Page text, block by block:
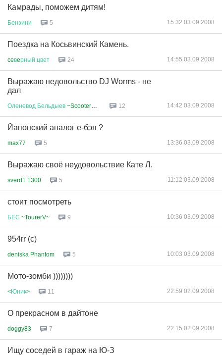
Камрады, поможем дитям!
Бензини 5 15:32 03.09.2008
Поездка на Косьвинский Камень.
ceвeрный цвет 24 14:55 03.09.2008
Выражаю недовольство DJ Worms - не
дал
Оленевод Бельдыев ~ScooterOK~ 12 14:42 03.09.2008
Йапонский аналог е-бэя ?
max77 5 13:36 03.09.2008
Выражаю своё неудовольствие Кате Л.
sverd1 1300 5 11:12 03.09.2008
стоит посмотреть
БЕС ~TourerV~ 9 10:36 03.09.2008
954rr (c)
deniska Phantom 5 10:03 03.09.2008
Мото-зомби ))))))))
<Юник> 11 22:59 02.09.2008
О прекрасном в дайтоне
doggy83 7 22:15 02.09.2008
Ищу соседей в гараж на Ю-З